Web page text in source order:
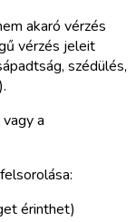
akaró vérzés
vérzés jeleit
szédülés,
a
érinthet)